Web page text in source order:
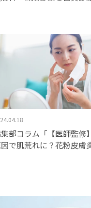
部コラム「【医師監修
で肌荒れに？花粉皮膚